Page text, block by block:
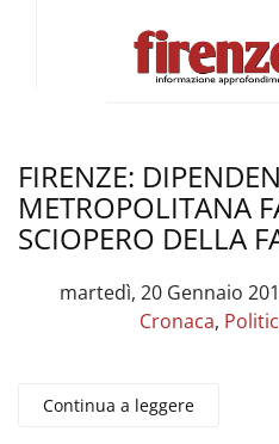
FIRENZE:
METROPOLITANA
SCIOPERO DELLA
martedì, 20 Gennaio
Cronaca,
Continua a leggere